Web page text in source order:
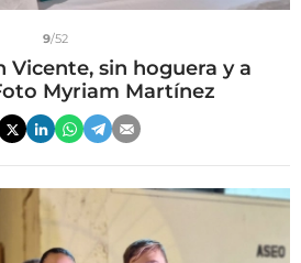
9/52
Vicente, sin hoguera y a
Myriam Martínez